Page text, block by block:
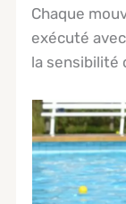
Chaque
exécuté
la sensibilité